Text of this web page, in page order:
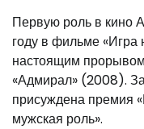
Первую роль в кино
году в фильме
настоящим
«Адмирал» (2008).
присуждена премия
мужская роль».